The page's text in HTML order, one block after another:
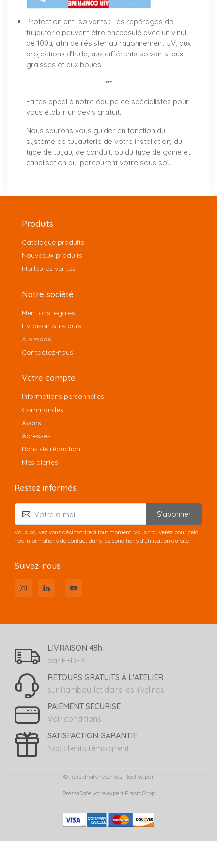
Protection anti-solvants : Les repérages de
tuyauterie peuvent être encapsulé avec un vinyl
de 100µ, afin de résister au rayonnement UV, aux
projections d’huile, aux différents solvants, aux
graisses et aux boues.
***
Faites appel à notre équipe de spécialistes pour
vous établir un devis gratuit.
Nous saurons vous guider en fonction du
système de tuyauterie de votre installation, du
type de tuyau, de conduit, ou du type de gaine et
canalisation qui parcourent votre sous sol.
Produits
Catalogue produits
Nouveaux produits
Meilleures ventes
Notre société
Mentions légales
Livraison & retours
A propos
Contactez-nous
Votre compte
Informations personnelles
Commandes
Avoirs
Adresses
Bons de réduction
Mes alertes
Restez informés
S’abonner
Vous pouvez vous désinscrire à tout moment. Vous trouverez pour cela
nos informations de contact dans les conditions d'utilisation du site.
Suivez-nous
LIVRAISON 48h
par FEDEX
RETOURS GRATUITS À L'ATELIER
sur Rambouillet dans les Yvelines
PAIEMENT SECURISE
Voir conditions
SATISFACTION GARANTIE
Nos clients témoignent
© Tous droits réservés. Réalisé par
PrestaSafe votre expert PrestaShop